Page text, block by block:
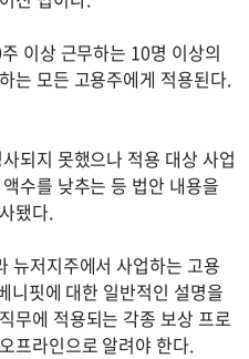
이상 근무하는 10명 이상의
는 모든 고용주에게 적용된다.
되지 못했으나 적용 대상 사업
수를 낮추는 등 법안 내용을
됐다.
뉴저지주에서 사업하는 고용
니핏에 대한 일반적인 설명을
무에 적용되는 각종 보상 프로
프라인으로 알려야 한다.